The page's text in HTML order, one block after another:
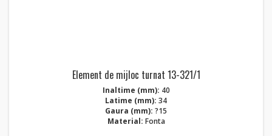
Element de mijloc turnat 13-321/1
Inaltime (mm): 40
Latime (mm): 34
Gaura (mm): ?15
Material: Fonta